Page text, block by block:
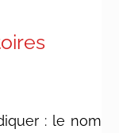
: le nom